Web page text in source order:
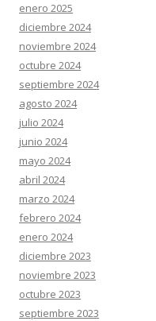
enero 2025
diciembre 2024
noviembre 2024
octubre 2024
septiembre 2024
agosto 2024
julio 2024
junio 2024
mayo 2024
abril 2024
marzo 2024
febrero 2024
enero 2024
diciembre 2023
noviembre 2023
octubre 2023
septiembre 2023